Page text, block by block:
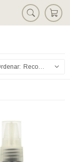
Recomendados